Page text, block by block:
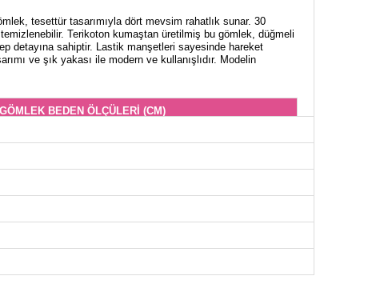
tesettür tasarımıyla dört mevsim rahatlık sunar. 30
Terikoton kumaştan üretilmiş bu gömlek, düğmeli
detayına sahiptir. Lastik manşetleri sayesinde hareket
ve şık yakası ile modern ve kullanışlıdır. Modelin
GÖMLEK BEDEN ÖLÇÜLERİ (CM)
104
75